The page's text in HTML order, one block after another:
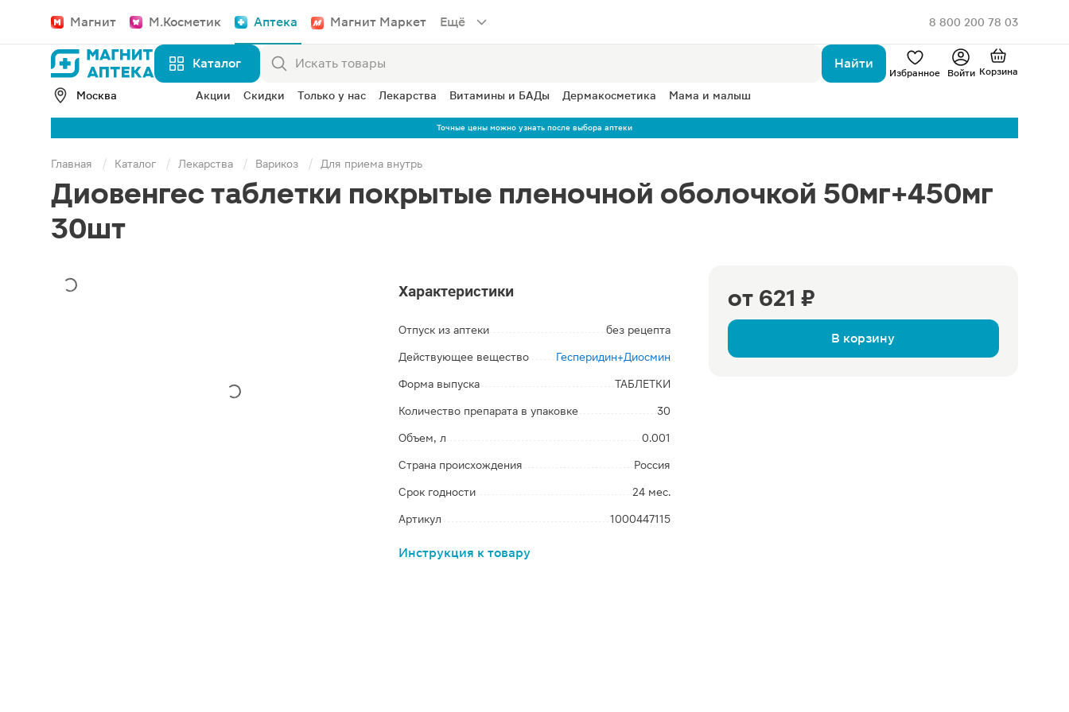
Магнит М.Косметик Аптека Магнит Маркет Ещё 8 800 200 78 03
Каталог Найти
Избранное Войти Корзина
Москва Акции Скидки Только у нас Лекарства Витамины и БАДы Дермакосметика Мама и малыш
Точные цены можно узнать после выбора аптеки
Главная Каталог Лекарства Варикоз Для приема внутрь
Диовенгес таблетки покрытые пленочной оболочкой 50мг+450мг
30шт
от 621 ₽
В корзину
Характеристики
Отпуск из аптеки без рецепта
Действующее вещество Гесперидин+Диосмин
Форма выпуска ТАБЛЕТКИ
Количество препарата в упаковке 30
Объем, л 0.001
Страна происхождения Россия
Срок годности 24 мес.
Артикул 1000447115
Инструкция к товару